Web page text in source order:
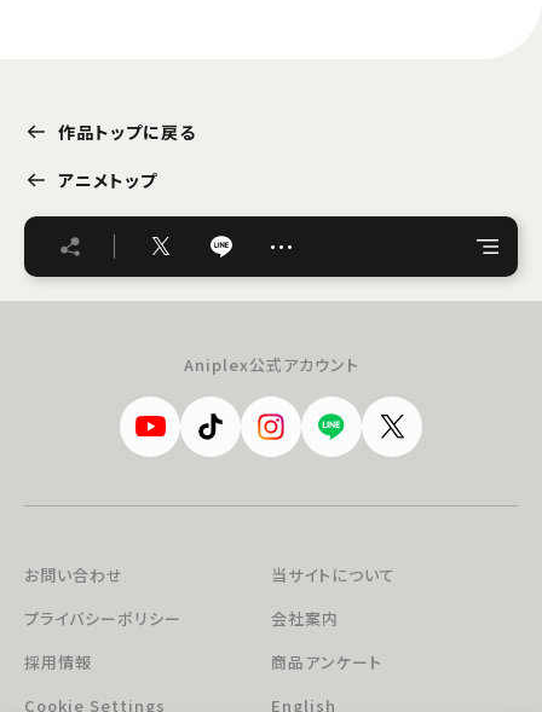
作品トップに戻る
アニメトップ
…
Aniplex公式アカウント
お問い合わせ
当サイトについて
プライバシーポリシー
会社案内
採用情報
商品アンケート
Cookie Settings
English